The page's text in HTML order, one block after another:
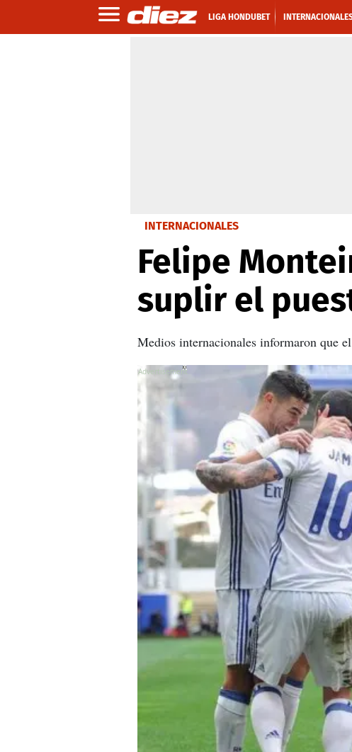
LIGA HONDUBET
INTERNACIONALES
Felipe
suplir el
Medios internacionales informaron que
X
X